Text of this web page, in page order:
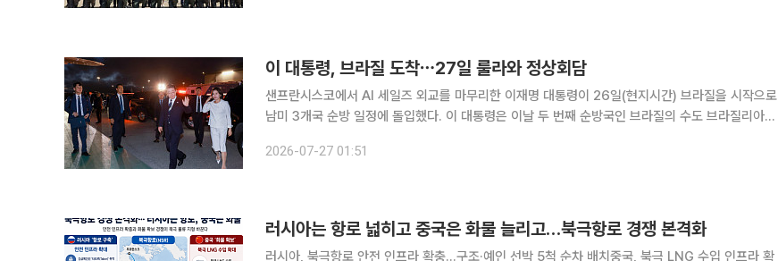
이 대통령, 브라질 도착⋯27일 룰라와 정상회담
샌프란시스코에서 AI 세일즈 외교를 마무리한 이재명 대통령이 26일(현지시간) 브라질을 시작으로
남미 3개국 순방 일정에 돌입했다. 이 대통령은 이날 두 번째 순방국인 브라질의 수도 브라질리아에
성격으로, 양 정상은 지난달 프랑스 에비앙에서 열린 주요 7
2026-07-27 01:51
러시아는 항로 넓히고 중국은 화물 늘리고…북극항로 경쟁 본격화
러시아, 북극항로 안전 인프라 확충…구조·예인 선박 5척 순차 배치중국, 북극 LNG 수입 인프라 확